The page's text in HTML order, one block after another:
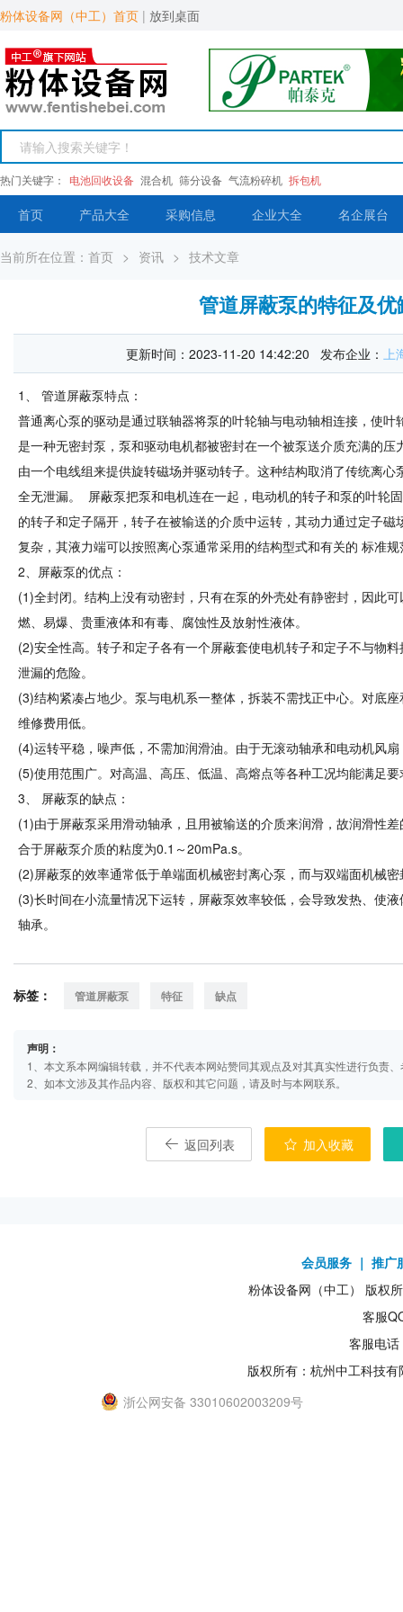
粉体设备网（中工）首页 | 放到桌面
热门关键字： 电池回收设备 混合机 筛分设备 气流粉碎机 拆包机
首页 产品大全 采购信息 企业大全 名企展台
当前所在位置： 首页 > 资讯 > 技术文章
管道屏蔽泵的特征及优
更新时间：2023-11-20 14:42:20 发布企业： 上
1、 管道屏蔽泵特点：
普通离心泵的驱动是通过联轴器将泵的叶轮轴与电动轴相连接，使
是一种无密封泵，泵和驱动电机都被密封在一个被泵送介质充满的
由一个电线组来提供旋转磁场并驱动转子。这种结构取消了传统离
全无泄漏。 屏蔽泵把泵和电机连在一起，电动机的转子和泵的叶轮
的转子和定子隔开，转子在被输送的介质中运转，其动力通过定子
复杂，其液力端可以按照离心泵通常采用的结构型式和有关的 标准
2、屏蔽泵的优点：
(1)全封闭。结构上没有动密封，只有在泵的外壳处有静密封，因此
燃、易爆、贵重液体和有毒、腐蚀性及放射性液体。
(2)安全性高。转子和定子各有一个屏蔽套使电机转子和定子不与物
泄漏的危险。
(3)结构紧凑占地少。泵与电机系一整体，拆装不需找正中心。对底
维修费用低。
(4)运转平稳，噪声低，不需加润滑油。由于无滚动轴承和电动机
(5)使用范围广。对高温、高压、低温、高熔点等各种工况均能满足
3、 屏蔽泵的缺点：
(1)由于屏蔽泵采用滑动轴承，且用被输送的介质来润滑，故润滑性
合于屏蔽泵介质的粘度为0.1～20mPa.s。
(2)屏蔽泵的效率通常低于单端面机械密封离心泵，而与双端面机
(3)长时间在小流量情况下运转，屏蔽泵效率较低，会导致发热、使
轴承。
标签： 管道屏蔽泵 特征 缺点
声明：
1、本文系本网编辑转载，并不代表本网站赞同其观点及对其真实性进行负责
2、如本文涉及其作品内容、版权和其它问题，请及时与本网联系。
返回列表 加入收藏
会员服务 ｜ 推广
粉体设备网（中工） 版权
客服
客服电
版权所有：杭州中工科技
浙公网安备 33010602003209号